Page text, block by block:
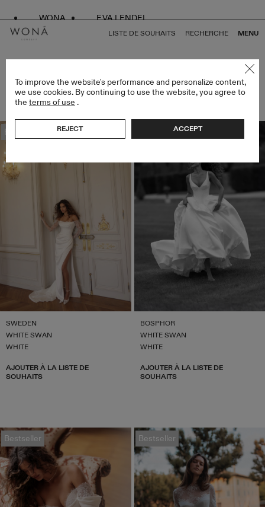
WONA EVA LENDEL
LISTE DE SOUHAITS RECHERCHE MENU
ROBES DE MARIÉE GRANDE TAILLE
ARTICLES (13)
Bestseller
SWEDEN
WHITE SWAN
WHITE
AJOUTER À LA LISTE DE
SOUHAITS
Bestseller
BOSPHOR
WHITE SWAN
WHITE
AJOUTER À LA LISTE DE
SOUHAITS
Bestseller Bestseller
To improve the website's performance and personalize content,
we use cookies. By continuing to use the website, you agree to
the terms of use .
REJECT ACCEPT